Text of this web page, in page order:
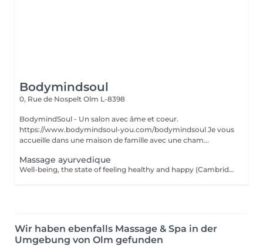
Bodymindsoul
0, Rue de Nospelt Olm L-8398
BodymindSoul - Un salon avec âme et coeur.
https://www.bodymindsoul-you.com/bodymindsoul Je vous
accueille dans une maison de famille avec une cham...
Massage ayurvedique
Well-being, the state of feeling healthy and happy (Cambridge dictionary) is exactly what you get during the massage. Your body and mind are in agreement. Find a moment of listening, relaxation and the opportunity to refocus and rejuvenate. The massage provokes the release of happiness hormones. The Ayurveda massage finds its roots in India and invites the body to heal itself and create balance between body, mind and spirit, all by getting massaged with hot organic oil. While the oil enters the body with smooth massage techniques, it helps the body to detoxify and release properly. In Ayurveda the science of life a person's health is based on their dosha = a balance of the five elements of the world known as fire, water, earth, space and air. The three doshas: VATA (air & space); PITTA (fire & water); KAPHA ( earth & water). Each person has one dominant dosha based on physical, emotional, mental, and behavioral characteristics. The focus is to bring the energy centers (chakras) in balance by encouraging the elimination of toxins and making the energy in our body flow.
Wir haben ebenfalls Massage & Spa in der
Umgebung von Olm gefunden